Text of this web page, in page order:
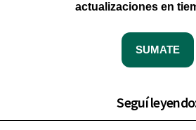
actualizaciones en
SUMATE
Seguí